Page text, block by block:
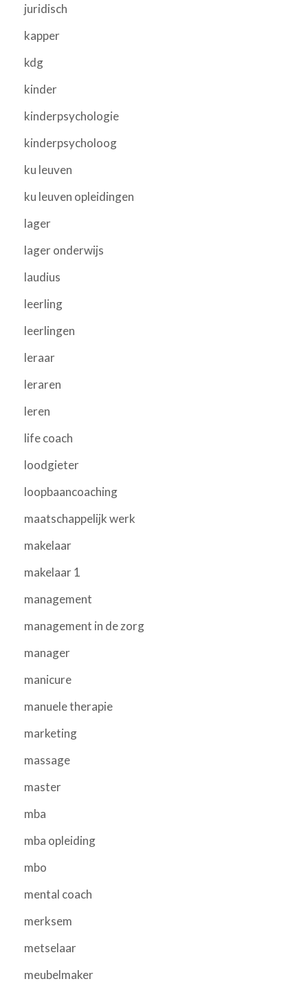
juridisch
kapper
kdg
kinder
kinderpsychologie
kinderpsycholoog
ku leuven
ku leuven opleidingen
lager
lager onderwijs
laudius
leerling
leerlingen
leraar
leraren
leren
life coach
loodgieter
loopbaancoaching
maatschappelijk werk
makelaar
makelaar 1
management
management in de zorg
manager
manicure
manuele therapie
marketing
massage
master
mba
mba opleiding
mbo
mental coach
merksem
metselaar
meubelmaker